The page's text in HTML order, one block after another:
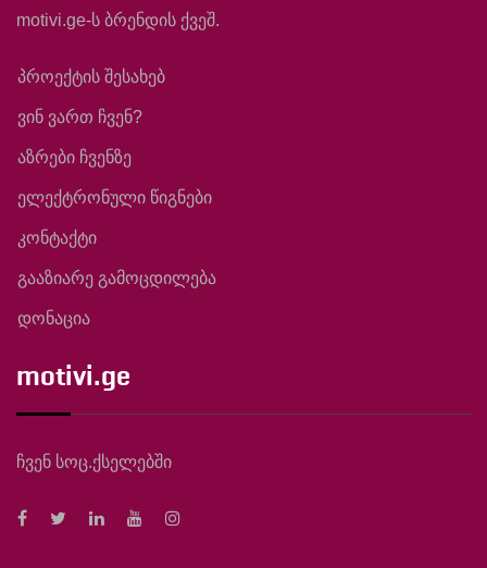
motivi.ge-ს ბრენდის ქვეშ.
პროექტის შესახებ
ვინ ვართ ჩვენ?
აზრები ჩვენზე
ელექტრონული წიგნები
კონტაქტი
გააზიარე გამოცდილება
დონაცია
motivi.ge
ჩვენ სოც.ქსელებში